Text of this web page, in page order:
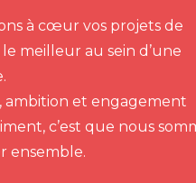
à cœur vos projets de
meilleur au sein d’une
ambition et engagement
c’est que nous
ensemble.